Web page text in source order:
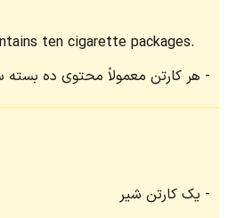
ten cigarette packages.
هر کارتن معمولاً محتوی ده
یک کارتن شیر